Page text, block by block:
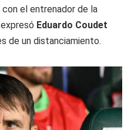
el entrenador de la
Eduardo Coudet
de un distanciamiento.